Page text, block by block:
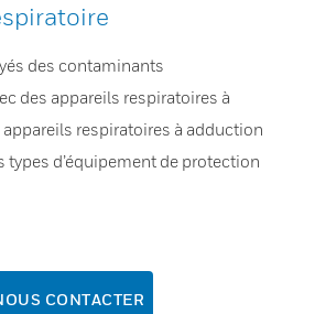
des contaminants
des appareils respiratoires à
appareils respiratoires à adduction
types d’équipement de protection
CONTACTER